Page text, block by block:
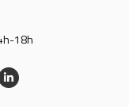
18h